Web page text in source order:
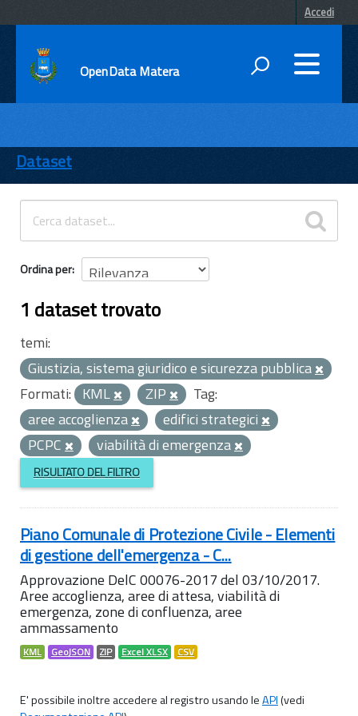
Accedi
OpenData Matera
ENTI
TEMI
INFORMAZIONI
Dataset
Ordina per
1 dataset trovato
temi:
Giustizia, sistema giuridico e sicurezza pubblica
Formati: KML ZIP
Tag:
aree accoglienza
edifici strategici
PCPC
viabilità di emergenza
RISULTATO DEL FILTRO
Piano Comunale di Protezione Civile - Elementi
di gestione dell'emergenza - C...
Approvazione DelC 00076-2017 del 03/10/2017.
Aree accoglienza, aree di attesa, viabilità di
emergenza, zone di confluenza, aree
ammassamento
KML GeoJSON ZIP Excel XLSX CSV
E' possibile inoltre accedere al registro usando leAPI(vedi